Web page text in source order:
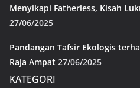
Menyikapi Fatherless, Kisah
27/06/2025
Pandangan Tafsir Ekologis
Raja Ampat 27/06/2025
KATEGORI